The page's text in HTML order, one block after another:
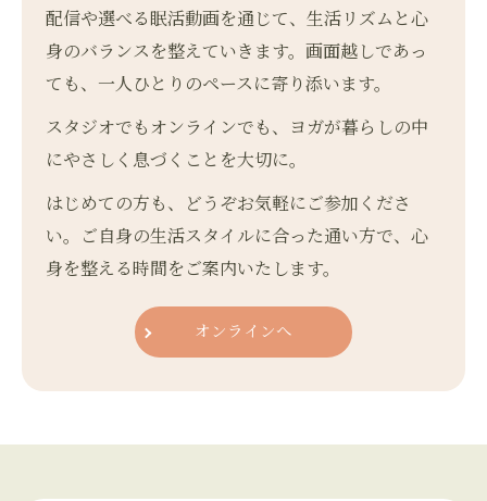
配信や選べる眠活動画を通じて、生活リズムと心
身のバランスを整えていきます。画面越しであっ
ても、一人ひとりのペースに寄り添います。
スタジオでもオンラインでも、ヨガが暮らしの中
にやさしく息づくことを大切に。
はじめての方も、どうぞお気軽にご参加くださ
い。ご自身の生活スタイルに合った通い方で、心
身を整える時間をご案内いたします。
オンラインへ